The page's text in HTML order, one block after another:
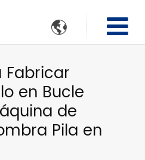

en Bucle
de
Pila en